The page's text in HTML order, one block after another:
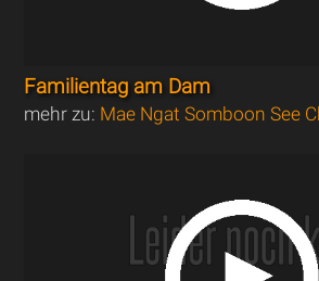
Familientag am Dam
mehr zu: Mae Ngat Somboon See